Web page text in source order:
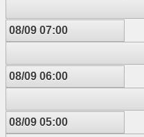
08/09 07:00
08/09 06:00
08/09 05:00